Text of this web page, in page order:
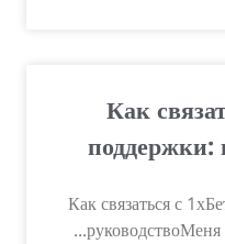
Как
поддержки:
Как связаться с
руководствоМеня